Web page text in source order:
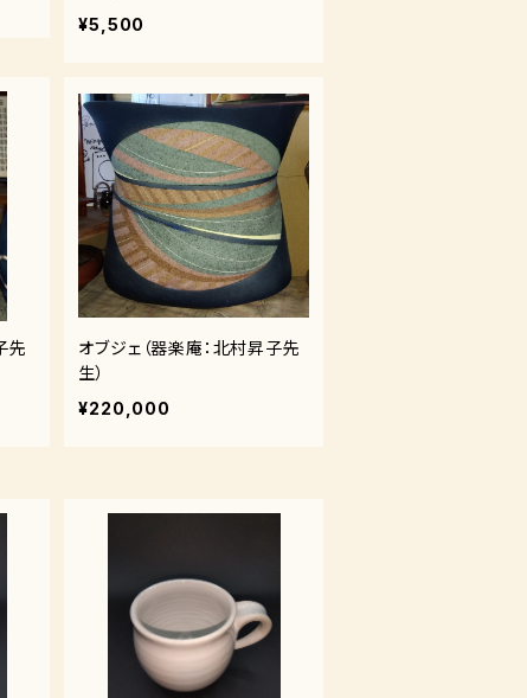
¥5,500
先
オブジェ（器楽庵：北村昇子先
生）
¥220,000